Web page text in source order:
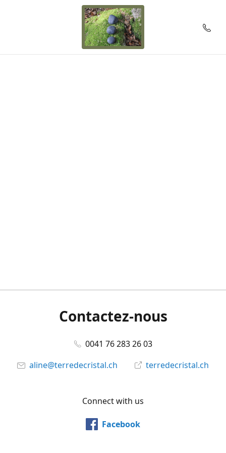
Contactez-nous
0041 76 283 26 03
aline@terredecristal.ch
terredecristal.ch
Connect with us
Facebook